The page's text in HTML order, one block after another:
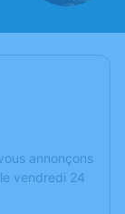
annonçons
vendredi 24